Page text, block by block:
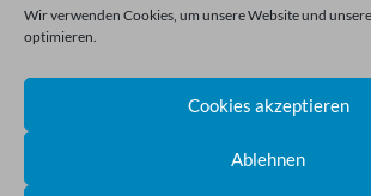
Wir verwenden Cookies, um unsere Website und
optimieren.
Cookies akzeptieren
Ablehnen